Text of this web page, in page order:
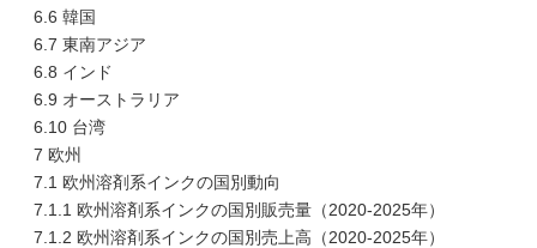
6.6 韓国
6.7 東南アジア
6.8 インド
6.9 オーストラリア
6.10 台湾
7 欧州
7.1 欧州溶剤系インクの国別動向
7.1.1 欧州溶剤系インクの国別販売量（2020-2025年）
7.1.2 欧州溶剤系インクの国別売上高（2020-2025年）